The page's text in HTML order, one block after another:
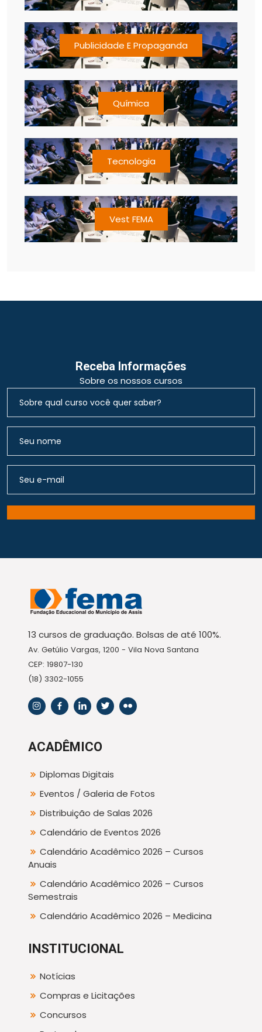
Publicidade E Propaganda
Química
Tecnologia
Vest FEMA
Receba Informações
Sobre os nossos cursos
13 cursos de graduação. Bolsas de até 100%.
Av. Getúlio Vargas, 1200 - Vila Nova Santana
CEP: 19807-130
(18) 3302-1055
ACADÊMICO
Diplomas Digitais
Eventos / Galeria de Fotos
Distribuição de Salas 2026
Calendário de Eventos 2026
Calendário Acadêmico 2026 – Cursos
Anuais
Calendário Acadêmico 2026 – Cursos
Semestrais
Calendário Acadêmico 2026 – Medicina
INSTITUCIONAL
Notícias
Compras e Licitações
Concursos